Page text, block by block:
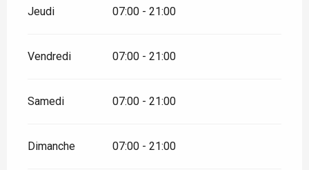
Jeudi 07:00 - 21:00
Vendredi 07:00 - 21:00
Samedi 07:00 - 21:00
Dimanche 07:00 - 21:00